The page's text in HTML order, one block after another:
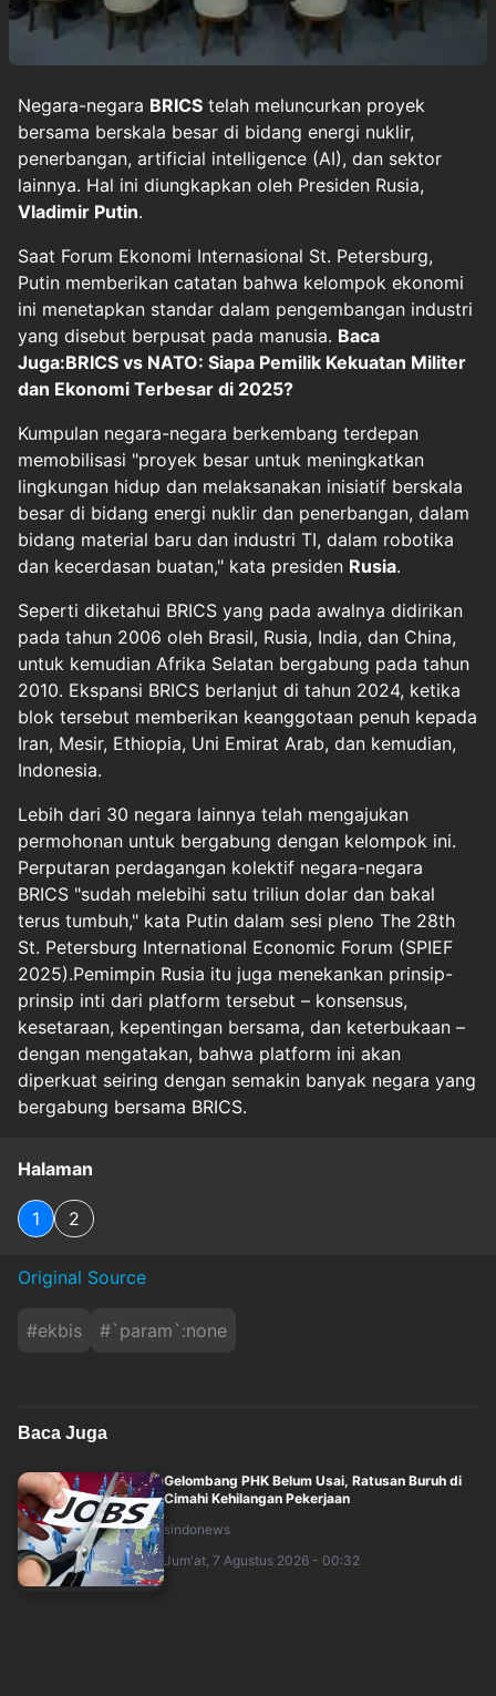
Negara-negara BRICS telah meluncurkan proyek
bersama berskala besar di bidang energi nuklir,
penerbangan, artificial intelligence (AI), dan sektor
lainnya. Hal ini diungkapkan oleh Presiden Rusia,
Vladimir Putin.
Saat Forum Ekonomi Internasional St. Petersburg,
Putin memberikan catatan bahwa kelompok ekonomi
ini menetapkan standar dalam pengembangan industri
yang disebut berpusat pada manusia. Baca
Juga:BRICS vs NATO: Siapa Pemilik Kekuatan Militer
dan Ekonomi Terbesar di 2025?
Kumpulan negara-negara berkembang terdepan
memobilisasi "proyek besar untuk meningkatkan
lingkungan hidup dan melaksanakan inisiatif berskala
besar di bidang energi nuklir dan penerbangan, dalam
bidang material baru dan industri TI, dalam robotika
dan kecerdasan buatan," kata presiden Rusia.
Seperti diketahui BRICS yang pada awalnya didirikan
pada tahun 2006 oleh Brasil, Rusia, India, dan China,
untuk kemudian Afrika Selatan bergabung pada tahun
2010. Ekspansi BRICS berlanjut di tahun 2024, ketika
blok tersebut memberikan keanggotaan penuh kepada
Iran, Mesir, Ethiopia, Uni Emirat Arab, dan kemudian,
Indonesia.
Lebih dari 30 negara lainnya telah mengajukan
permohonan untuk bergabung dengan kelompok ini.
Perputaran perdagangan kolektif negara-negara
BRICS "sudah melebihi satu triliun dolar dan bakal
terus tumbuh," kata Putin dalam sesi pleno The 28th
St. Petersburg International Economic Forum (SPIEF
2025).Pemimpin Rusia itu juga menekankan prinsip-
prinsip inti dari platform tersebut – konsensus,
kesetaraan, kepentingan bersama, dan keterbukaan –
dengan mengatakan, bahwa platform ini akan
diperkuat seiring dengan semakin banyak negara yang
bergabung bersama BRICS.
Halaman
1 2
Original Source
#ekbis #`param`:none
Baca Juga
Gelombang PHK Belum Usai, Ratusan Buruh di
Cimahi Kehilangan Pekerjaan
sindonews
Jum'at, 7 Agustus 2026 - 00:32